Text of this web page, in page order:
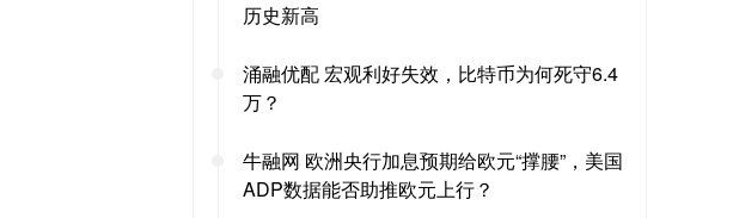
历史新高
涌融优配 宏观利好失效，比特币为何死守6.4
万？
牛融网 欧洲央行加息预期给欧元“撑腰”，美国
ADP数据能否助推欧元上行？